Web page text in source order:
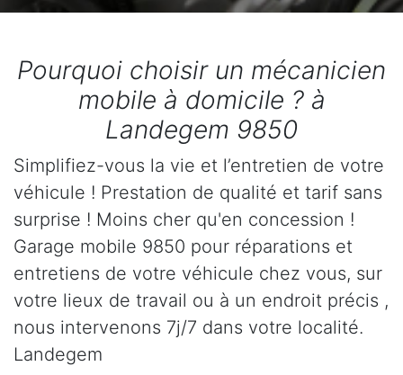
Pourquoi choisir un mécanicien
mobile à domicile ? à
Landegem 9850
Simplifiez-vous la vie et l’entretien de votre
véhicule ! Prestation de qualité et tarif sans
surprise ! Moins cher qu'en concession !
Garage mobile 9850 pour réparations et
entretiens de votre véhicule chez vous, sur
votre lieux de travail ou à un endroit précis ,
nous intervenons 7j/7 dans votre localité.
Landegem